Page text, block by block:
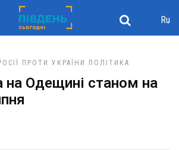
Ru
ПРОТИ УКРАЇНИ ПОЛІТИКА
на Одещині станом на